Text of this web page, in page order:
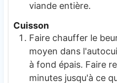
viande entière.
Cuisson
Faire chauffer le
moyen dans
à fond épais. Faire
minutes jusqu'à ce